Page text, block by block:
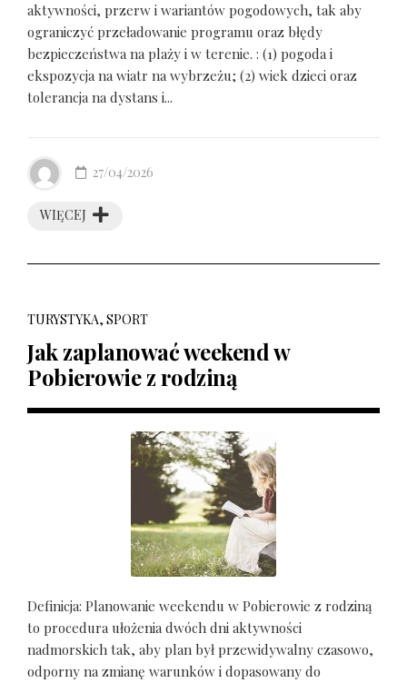
aktywności, przerw i wariantów pogodowych, tak aby
ograniczyć przeładowanie programu oraz błędy
bezpieczeństwa na plaży i w terenie. : (1) pogoda i
ekspozycja na wiatr na wybrzeżu; (2) wiek dzieci oraz
tolerancja na dystans i...
WIĘCEJ
27/04/2026
TURYSTYKA, SPORT
Jak zaplanować weekend w
Pobierowie z rodziną
Definicja: Planowanie weekendu w Pobierowie z rodziną
to procedura ułożenia dwóch dni aktywności
nadmorskich tak, aby plan był przewidywalny czasowo,
odporny na zmianę warunków i dopasowany do